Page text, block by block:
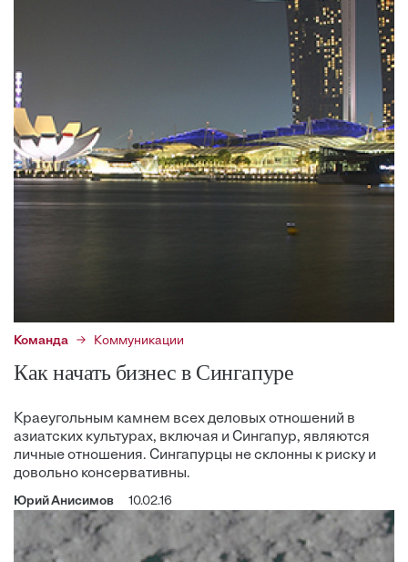
Команда Коммуникации
Как начать бизнес в Сингапуре
Краеугольным камнем всех деловых отношений в
азиатских культурах, включая и Сингапур, являются
личные отношения. Сингапурцы не склонны к риску и
довольно консервативны.
Юрий Анисимов 10.02.16